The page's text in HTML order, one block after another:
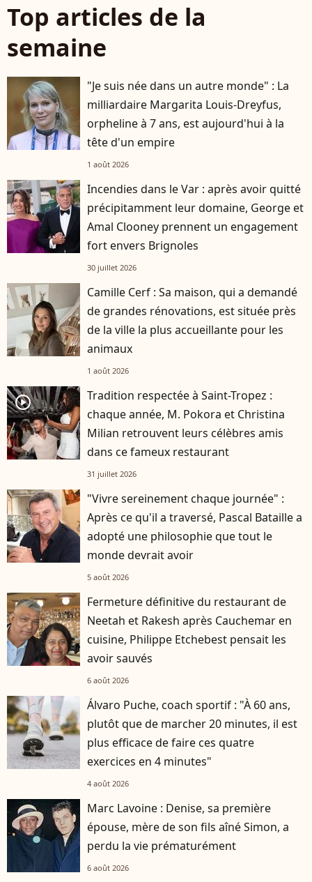
Top articles de la
semaine
"Je suis née dans un autre monde" : La
milliardaire Margarita Louis-Dreyfus,
orpheline à 7 ans, est aujourd'hui à la
tête d'un empire
1 août 2026
Incendies dans le Var : après avoir quitté
précipitamment leur domaine, George et
Amal Clooney prennent un engagement
fort envers Brignoles
30 juillet 2026
Camille Cerf : Sa maison, qui a demandé
de grandes rénovations, est située près
de la ville la plus accueillante pour les
animaux
1 août 2026
player2
Tradition respectée à Saint-Tropez :
chaque année, M. Pokora et Christina
Milian retrouvent leurs célèbres amis
dans ce fameux restaurant
31 juillet 2026
"Vivre sereinement chaque journée" :
Après ce qu'il a traversé, Pascal Bataille a
adopté une philosophie que tout le
monde devrait avoir
5 août 2026
Fermeture définitive du restaurant de
Neetah et Rakesh après Cauchemar en
cuisine, Philippe Etchebest pensait les
avoir sauvés
6 août 2026
Álvaro Puche, coach sportif : "À 60 ans,
plutôt que de marcher 20 minutes, il est
plus efficace de faire ces quatre
exercices en 4 minutes"
4 août 2026
Marc Lavoine : Denise, sa première
épouse, mère de son fils aîné Simon, a
perdu la vie prématurément
6 août 2026